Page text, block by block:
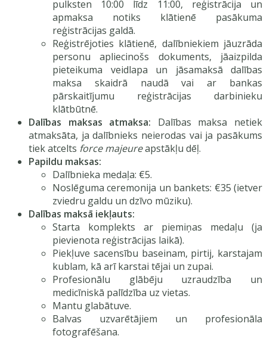
pulksten 10:00 līdz 11:00, reģistrācija un
apmaksa notiks klātienē pasākuma
reģistrācijas galdā.
Reģistrējoties klātienē, dalībniekiem jāuzrāda
personu apliecinošs dokuments, jāaizpilda
pieteikuma veidlapa un jāsamaksā dalības
maksa skaidrā naudā vai ar bankas
pārskaitījumu reģistrācijas darbinieku
klātbūtnē.
Dalības maksas atmaksa: Dalības maksa netiek
atmaksāta, ja dalībnieks neierodas vai ja pasākums
tiek atcelts force majeureapstākļu dēļ.
Papildu maksas:
Dalībnieka medaļa: €5.
Noslēguma ceremonija un bankets: €35 (ietver
zviedru galdu un dzīvo mūziku).
Dalības maksā iekļauts:
Starta komplekts ar piemiņas medaļu (ja
pievienota reģistrācijas laikā).
Piekļuve sacensību baseinam, pirtij, karstajam
kublam, kā arī karstai tējai un zupai.
Profesionālu glābēju uzraudzība un
medicīniskā palīdzība uz vietas.
Mantu glabātuve.
Balvas uzvarētājiem un profesionāla
fotografēšana.